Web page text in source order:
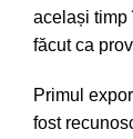
același timp
făcut ca
Primul
fost